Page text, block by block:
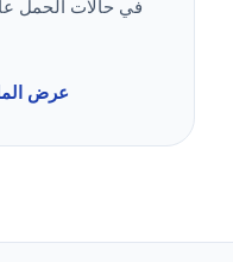
في حالات الحمل
عرض